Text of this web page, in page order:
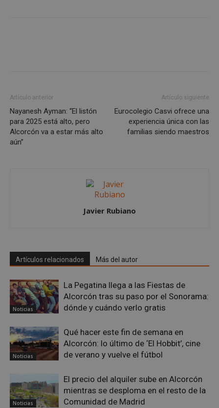
Artículo anterior
Nayanesh Ayman: “El listón
para 2025 está alto, pero
Alcorcón va a estar más alto
aún”
Artículo siguiente
Eurocolegio Casvi ofrece una
experiencia única con las
familias siendo maestros
Javier Rubiano
Artículos relacionados Más del autor
Noticias
La Pegatina llega a las Fiestas de
Alcorcón tras su paso por el Sonorama:
dónde y cuándo verlo gratis
Noticias
Qué hacer este fin de semana en
Alcorcón: lo último de ‘El Hobbit’, cine
de verano y vuelve el fútbol
Noticias
El precio del alquiler sube en Alcorcón
mientras se desploma en el resto de la
Comunidad de Madrid
Nombre
PHPSESSID
PHP.net
alcorconhoy.com
Sesión
AWSALBCORS
Amazon.com
Privacy Policy